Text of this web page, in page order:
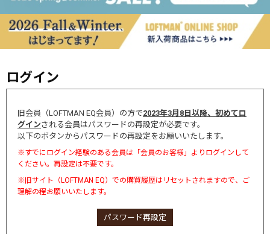
ログイン
旧会員（LOFTMAN EQ会員）の方で2023年3月8日以降、初めてロ
グインされる会員はパスワードの再設定が必要です。
以下のボタンからパスワードの再設定をお願いいたします。
※すでにログイン経験のある会員は「会員のお客様」よりログインして
ください。再設定は不要です。
※旧サイト（LOFTMAN EQ）での購買履歴はリセットされますので、ご
理解の程お願いいたします。
パスワード再設定